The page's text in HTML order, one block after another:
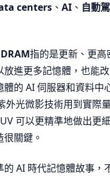
centers 、 AI 、 自動
指的是更新、更
放進更多記憶體，也能
的 AI 伺服器和資料中
外光微影技術用到實際
可以更精準地做出更
關鍵。
AI 時代記憶體故事，